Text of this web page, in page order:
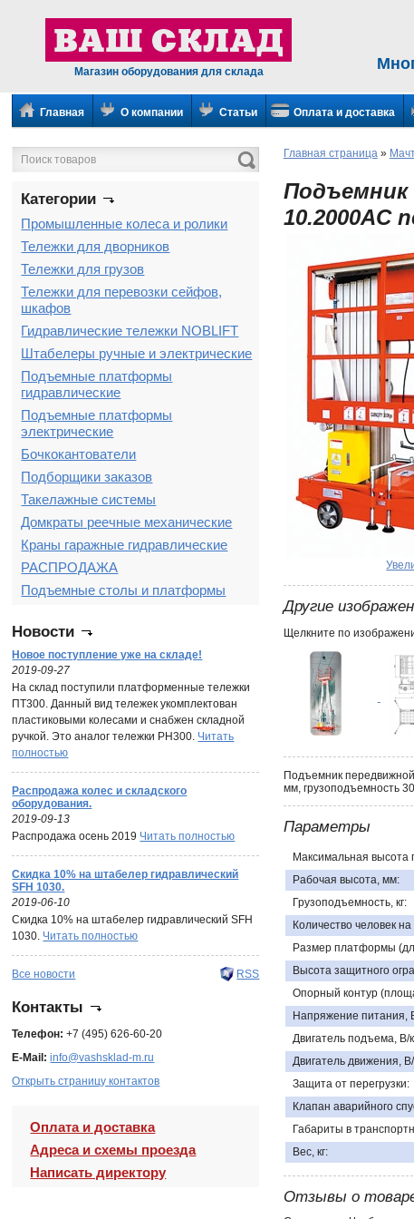
Магазин оборудования для склада
Главная О компании Статьи Оплата и доставка
Категории
Промышленные колеса и ролики
Тележки для дворников
Тележки для грузов
Тележки для перевозки сейфов,
шкафов
Гидравлические тележки NOBLIFT
Штабелеры ручные и электрические
Подъемные платформы
гидравлические
Подъемные платформы
электрические
Бочкокантователи
Подборщики заказов
Такелажные системы
Домкраты реечные механические
Краны гаражные гидравлические
РАСПРОДАЖА
Подъемные столы и платформы
Новости
Новое поступление уже на складе!
2019-09-27
На склад поступили платформенные тележки
ПТ300. Данный вид тележек укомплектован
пластиковыми колесами и снабжен складной
ручкой. Это аналог тележки PH300. Читать
полностью
Распродажа колес и складского
оборудования.
2019-09-13
Распродажа осень 2019 Читать полностью
Скидка 10% на штабелер гидравлический
SFH 1030.
2019-06-10
Скидка 10% на штабелер гидравлический SFH
1030. Читать полностью
Все новости RSS
Контакты
Телефон: +7 (495) 626-60-20
E-Mail: info@vashsklad-m.ru
Открыть страницу контактов
Оплата и доставка
Адреса и схемы проезда
Написать директору
Главная страница »
Подъемник
10.2000AC
Другие
Щелкните по
Подъемник
мм, грузоподъемность
Параметры
Максимальная
Рабочая высота, мм:
Грузоподъемность, кг:
Количество человек
Размер платформы
Высота защитного
Опорный контур
Напряжение питания,
Двигатель подъема, В/
Двигатель движения,
Защита от перегрузки:
Клапан аварийного
Габариты в
Вес, кг:
Отзывы о